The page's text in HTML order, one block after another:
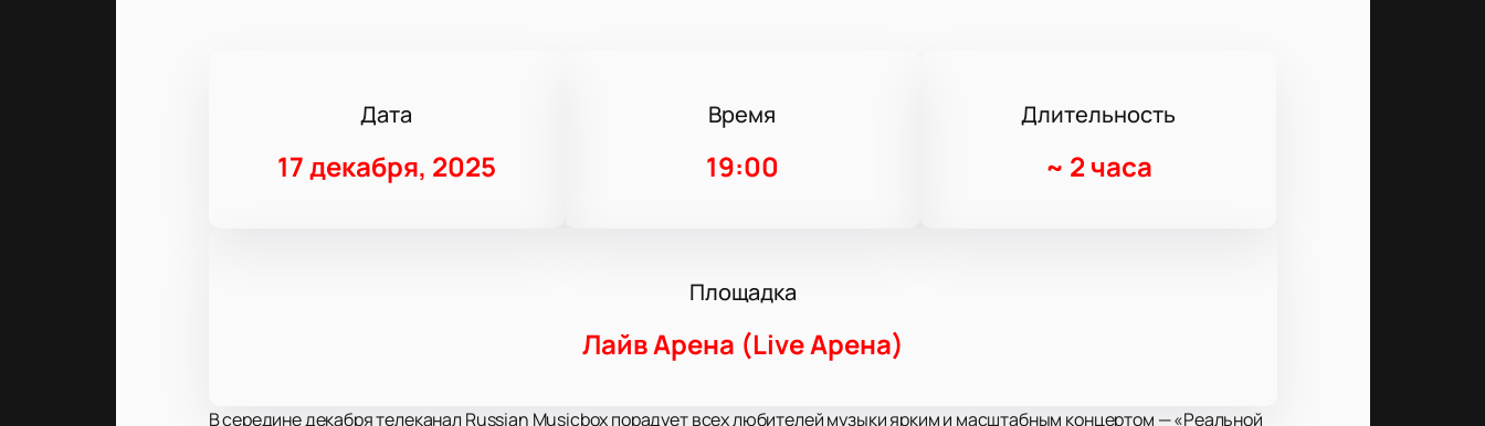
Дата
17 декабря, 2025
Время
19:00
Длительность
~ 2 часа
Площадка
Лайв Арена (Live Арена)
В середине декабря телеканал Russian Musicbox порадует всех любителей музыки ярким и масштабным концертом — «Реальной